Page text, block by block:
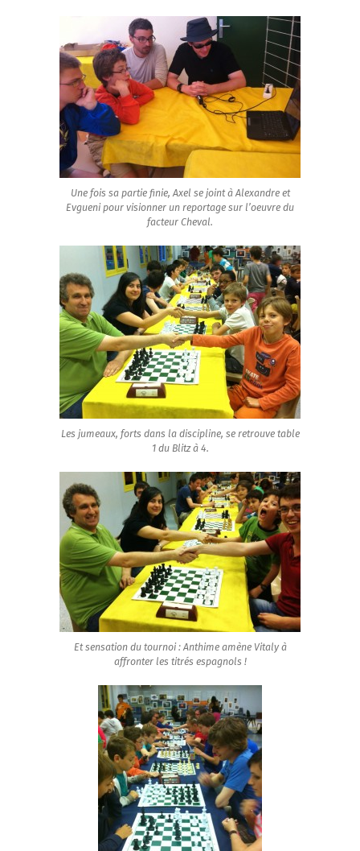
Une fois sa partie finie, Axel se joint à Alexandre et
Evgueni pour visionner un reportage sur l’oeuvre du
facteur Cheval.
Les jumeaux, forts dans la discipline, se retrouve table
1 du Blitz à 4.
Et sensation du tournoi : Anthime amène Vitaly à
affronter les titrés espagnols !